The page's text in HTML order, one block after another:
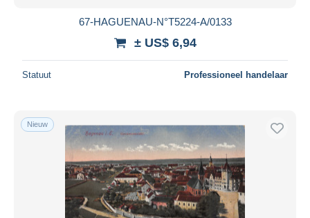
67-HAGUENAU-N°T5224-A/0133
± US$ 6,94
Statuut Professioneel handelaar
Nieuw